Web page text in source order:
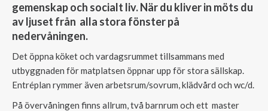
gemenskap och socialt liv. När du kliver in möts du
av ljuset från alla stora fönster på
nedervåningen.
Det öppna köket och vardagsrummet tillsammans med
utbyggnaden för matplatsen öppnar upp för stora sällskap.
Entréplan rymmer även arbetsrum/sovrum, klädvård och wc/d.
På övervåningen finns allrum, två barnrum och ett master